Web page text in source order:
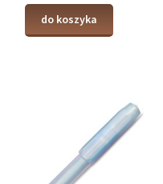
do koszyka